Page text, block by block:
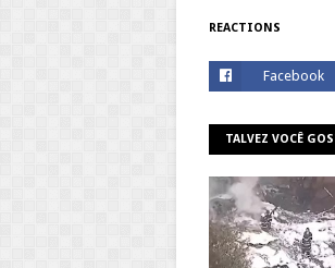
REACTIONS
Facebook
TALVEZ VOCÊ